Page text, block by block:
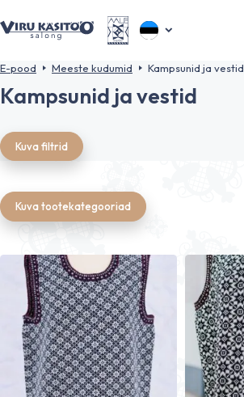
E-pood Meeste kudumid Kampsunid ja vestid
Kampsunid ja vestid
Kuva filtrid
Kuva tootekategooriad